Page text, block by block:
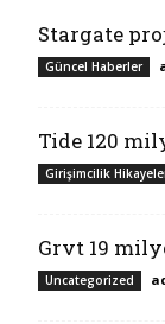
Stargate
Güncel Haberler
Tide 120
Girişimcilik
Grvt 19
Uncategorized